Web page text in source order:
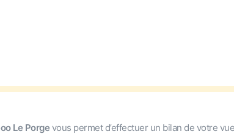
Le Porge vous permet d’effectuer un bilan de votre